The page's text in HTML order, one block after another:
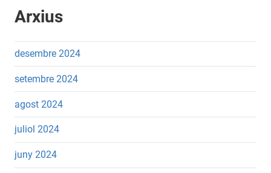
Arxius
desembre 2024
setembre 2024
agost 2024
juliol 2024
juny 2024